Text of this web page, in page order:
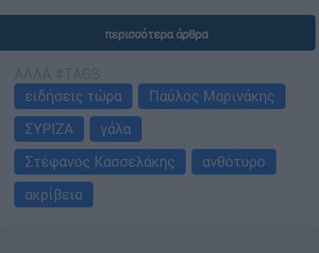
περισσότερα άρθρα
ειδήσεις τώρα
Παύλος Μαρινάκης
ΣΥΡΙΖΑ
γάλα
Στέφανος Κασσελάκης
ανθότυρο
ακρίβεια